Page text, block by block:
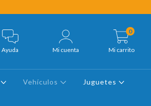
Ayuda Mi cuenta Mi carrito
0
Vehículos Juguetes